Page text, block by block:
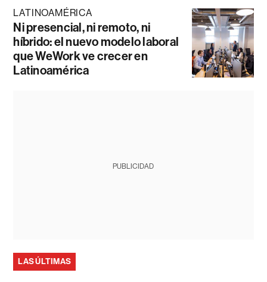
LATINOAMÉRICA
Ni presencial, ni remoto, ni
híbrido: el nuevo modelo laboral
que WeWork ve crecer en
Latinoamérica
PUBLICIDAD
LAS ÚLTIMAS